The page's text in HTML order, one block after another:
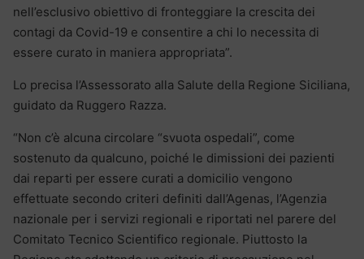
nell’esclusivo obiettivo di fronteggiare la crescita dei
contagi da Covid-19 e consentire a chi lo necessita di
essere curato in maniera appropriata”.
Lo precisa l’Assessorato alla Salute della Regione Siciliana,
guidato da Ruggero Razza.
“Non c’è alcuna circolare “svuota ospedali”, come
sostenuto da qualcuno, poiché le dimissioni dei pazienti
dai reparti per essere curati a domicilio vengono
effettuate secondo criteri definiti dall’Agenas, l’Agenzia
nazionale per i servizi regionali e riportati nel parere del
Comitato Tecnico Scientifico regionale. Piuttosto la